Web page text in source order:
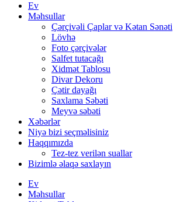
Ev
Məhsullar
Çərçivəli Çaplar və Kətan Sənəti
Lövhə
Foto çərçivələr
Salfet tutacağı
Xidmət Tablosu
Divar Dekoru
Çətir dayağı
Saxlama Səbəti
Meyvə səbəti
Xəbərlər
Niyə bizi seçməlisiniz
Haqqımızda
Tez-tez verilən suallar
Bizimlə əlaqə saxlayın
Ev
Məhsullar